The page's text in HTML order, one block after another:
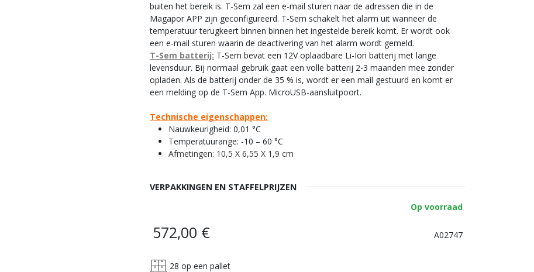
buiten het bereik is. T-Sem zal een e-mail sturen naar de adressen die in de
Magapor APP zijn geconfigureerd. T-Sem schakelt het alarm uit wanneer de
temperatuur terugkeert binnen binnen het ingestelde bereik komt. Er wordt ook
een e-mail sturen waarin de deactivering van het alarm wordt gemeld.
T-Sem batterij: T-Sem bevat een 12V oplaadbare Li-Ion batterij met lange
levensduur. Bij normaal gebruik gaat een volle batterij 2-3 maanden mee zonder
opladen. Als de batterij onder de 35 % is, wordt er een mail gestuurd en komt er
een melding op de T-Sem App. MicroUSB-aansluitpoort.
Technische eigenschappen:
Nauwkeurigheid: 0,01 °C
Temperatuurange: -10 – 60 °C
Afmetingen: 10,5 X 6,55 X 1,9 cm
VERPAKKINGEN EN STAFFELPRIJZEN
Op voorraad
572,00 € A02747
28 op een pallet